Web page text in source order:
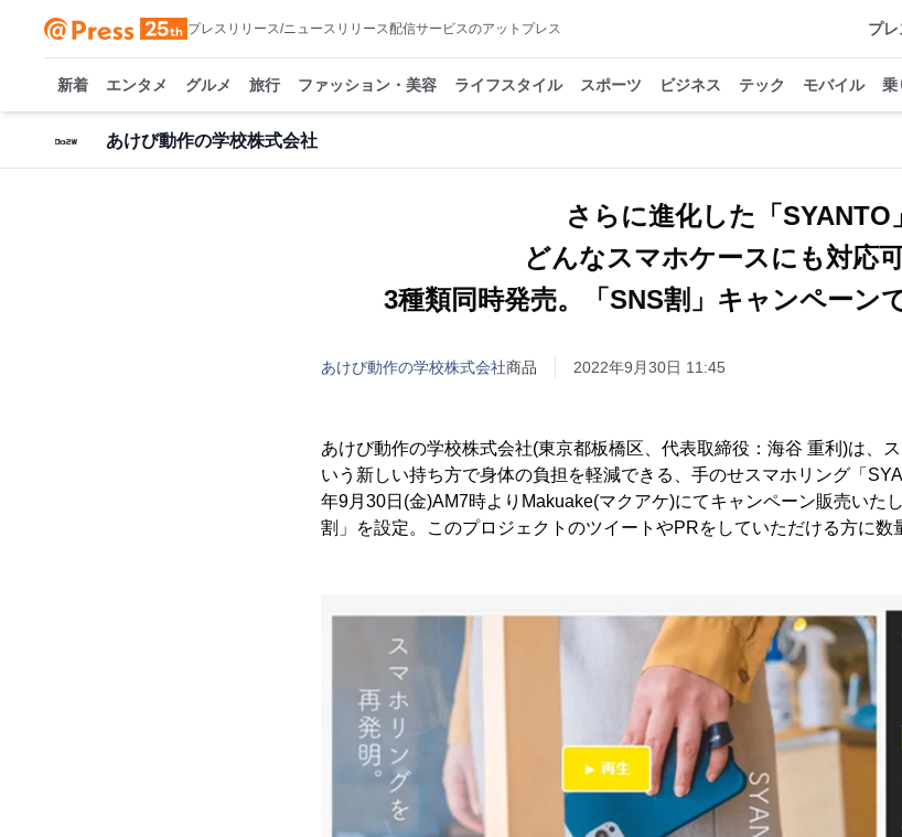
プレスリリース/ニュースリリース配信サービスのアットプレス プ
新着 エンタメ グルメ 旅行 ファッション・美容 ライフスタイル スポーツ ビジネス テック モバイル 乗
あけび動作の学校株式会社
さらに進化した「SYANTO」
どんなスマホケースにも対応可
3種類同時発売。「SNS割」キャンペーン
あけび動作の学校株式会社商品 2022年9月30日 11:45
あけび動作の学校株式会社(東京都板橋区、代表取締役：海谷 重利)は、
いう新しい持ち方で身体の負担を軽減できる、手のせスマホリング「
年9月30日(金)AM7時よりMakuake(マクアケ)にてキャンペーン販売いた
割」を設定。このプロジェクトのツイートやPRをしていただける方に数